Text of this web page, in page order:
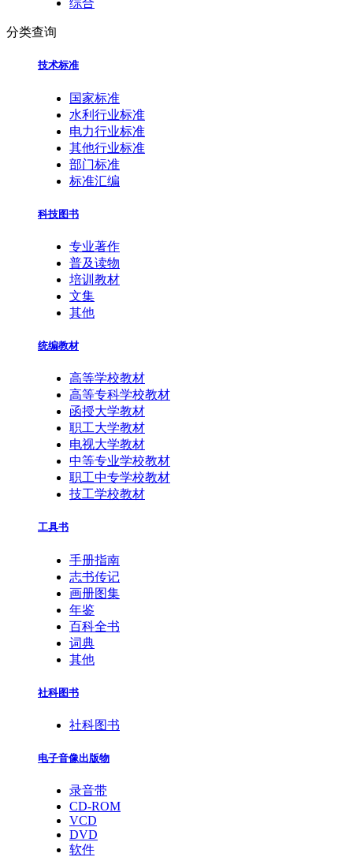
综合
分类查询
技术标准
国家标准
水利行业标准
电力行业标准
其他行业标准
部门标准
标准汇编
科技图书
专业著作
普及读物
培训教材
文集
其他
统编教材
高等学校教材
高等专科学校教材
函授大学教材
职工大学教材
电视大学教材
中等专业学校教材
职工中专学校教材
技工学校教材
工具书
手册指南
志书传记
画册图集
年鉴
百科全书
词典
其他
社科图书
社科图书
电子音像出版物
录音带
CD-ROM
VCD
DVD
软件